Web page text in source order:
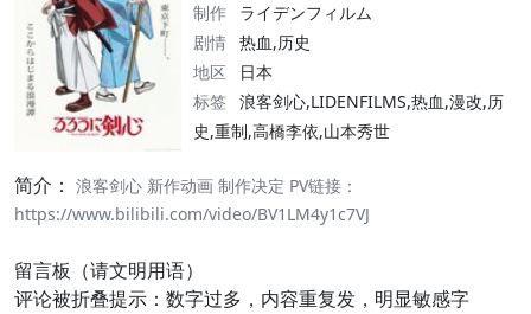
制作
ライデンフィルム
剧情 热血,历史
地区
日本
标签
浪客剑心,LIDENFILMS,热血,漫改,历
史,重制,高橋李依,山本秀世
简介： 浪客剑心 新作动画 制作决定 PV链接：
https://www.bilibili.com/video/BV1LM4y1c7VJ
留言板（请文明用语）
评论被折叠提示：数字过多，内容重复发，明显敏感字